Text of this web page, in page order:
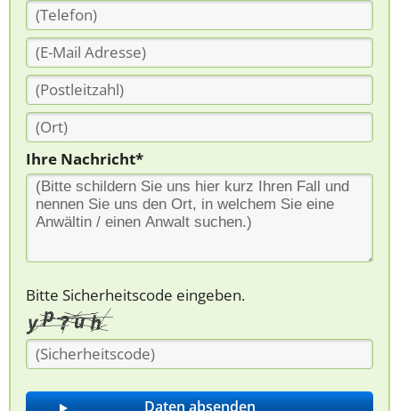
Ihre Nachricht*
Bitte Sicherheitscode eingeben.